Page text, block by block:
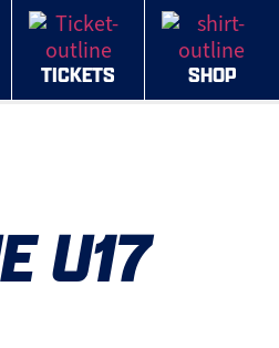
TICKETS SHOP
U17